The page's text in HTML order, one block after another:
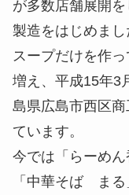
が多数店舗展開
製造をはじめま
スープだけを作
増え、平成15年3
島県広島市西区
ています。
今では「らーめ
「中華そば ま